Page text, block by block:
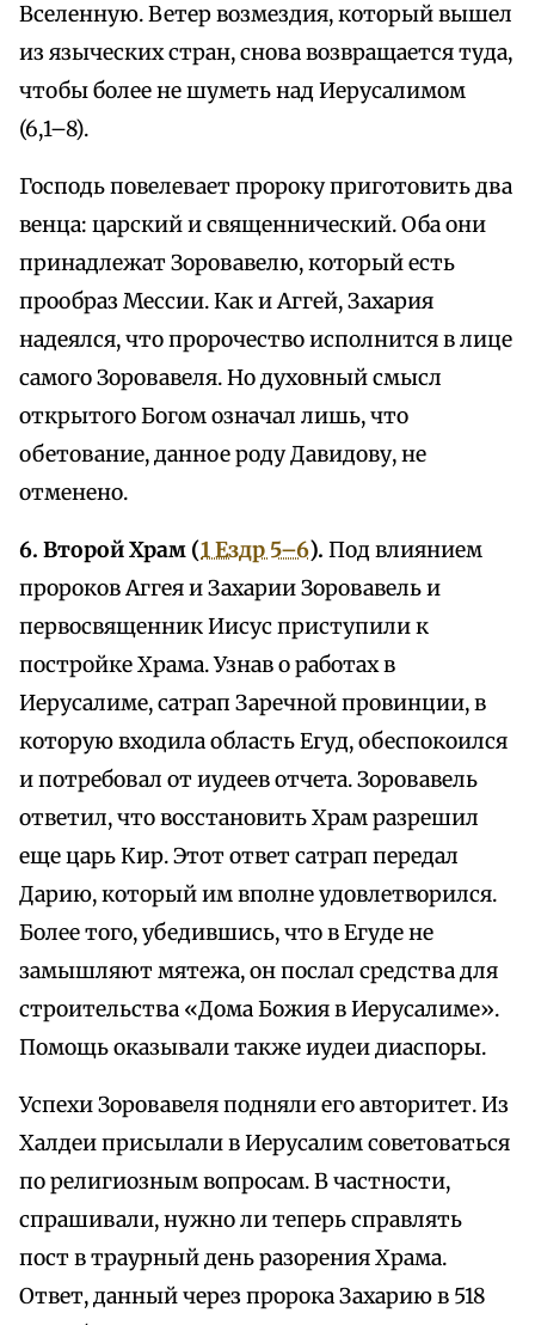
Вселенную. Ветер возмездия, который вышел
из языческих стран, снова возвращается туда,
чтобы более не шуметь над Иерусалимом
(6,1–8).
Господь повелевает пророку приготовить два
венца: царский и священнический. Оба они
принадлежат Зоровавелю, который есть
прообраз Мессии. Как и Аггей, Захария
надеялся, что пророчество исполнится в лице
самого Зоровавеля. Но духовный смысл
открытого Богом означал лишь, что
обетование, данное роду Давидову, не
отменено.
6. Второй Храм (1 Ездр 5–6). Под влиянием
пророков Аггея и Захарии Зоровавель и
первосвященник Иисус приступили к
постройке Храма. Узнав о работах в
Иерусалиме, сатрап Заречной провинции, в
которую входила область Егуд, обеспокоился
и потребовал от иудеев отчета. Зоровавель
ответил, что восстановить Храм разрешил
еще царь Кир. Этот ответ сатрап передал
Дарию, который им вполне удовлетворился.
Более того, убедившись, что в Егуде не
замышляют мятежа, он послал средства для
строительства «Дома Божия в Иерусалиме».
Помощь оказывали также иудеи диаспоры.
Успехи Зоровавеля подняли его авторитет. Из
Халдеи присылали в Иерусалим советоваться
по религиозным вопросам. В частности,
спрашивали, нужно ли теперь справлять
пост в траурный день разорения Храма.
Ответ, данный через пророка Захарию в 518